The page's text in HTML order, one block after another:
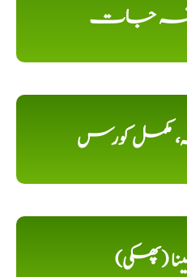
نسخہ جات
مکمل کورس
(پھکی)